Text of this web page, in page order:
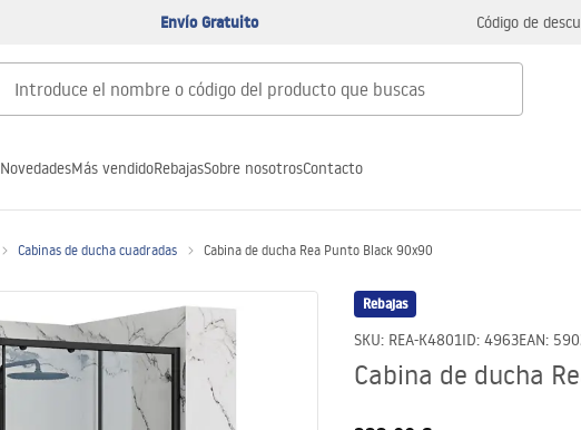
Envío Gratuito Código de
NovedadesMás vendidoRebajasSobre nosotrosContacto
Cabinas de ducha cuadradas Cabina de ducha Rea Punto Black 90x90
Rebajas
SKU: REA-K4801ID: 4963EAN:
Cabina de ducha